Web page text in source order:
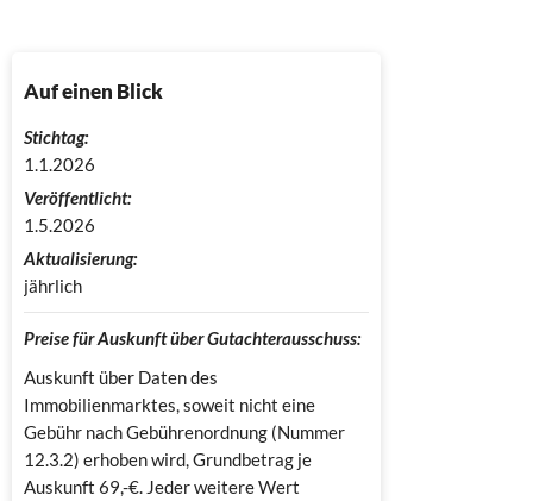
Auf einen Blick
Stichtag:
1.1.2026
Veröffentlicht:
1.5.2026
Aktualisierung:
jährlich
Preise für Auskunft über Gutachterausschuss:
Auskunft über Daten des
Immobilienmarktes, soweit nicht eine
Gebühr nach Gebührenordnung (Nummer
12.3.2) erhoben wird, Grundbetrag je
Auskunft 69,-€. Jeder weitere Wert